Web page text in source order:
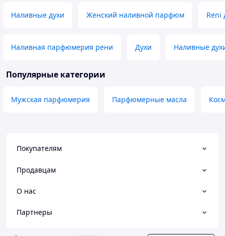
Наливные духи Женский наливной парфюм Reni
Наливная парфюмерия рени Духи Наливные
Популярные категории
Мужская парфюмерия Парфюмерные масла
Покупателям
Продавцам
О нас
Партнеры